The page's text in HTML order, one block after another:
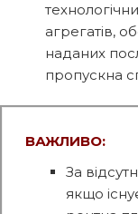
агрегатів,
наданих
пропускна
ВАЖЛИВО:
За
якщо